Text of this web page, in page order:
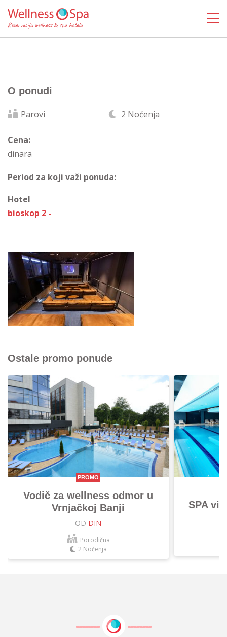
O ponudi
Parovi 2 Noćenja
Cena:
dinara
Period za koji važi ponuda:
Hotel
bioskop 2 -
Ostale promo ponude
PROMO
Vodič za wellness odmor u
Vrnjačkoj Banji
OD DIN
Porodična
2 Noćenja
SPA